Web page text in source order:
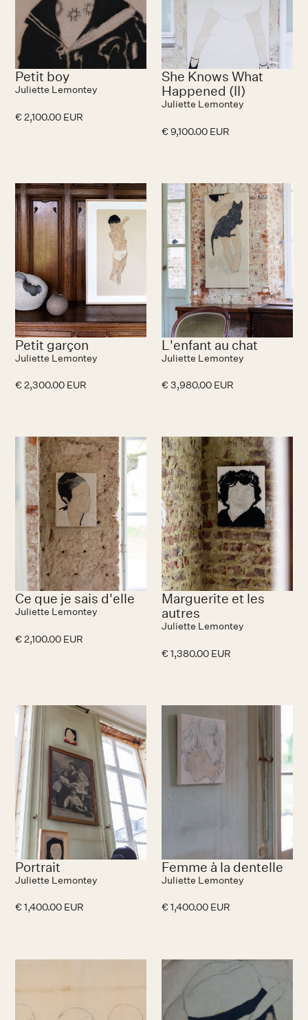
Petit boy
Juliette Lemontey
€ 2,100.00 EUR
She Knows What
Happened (II)
Juliette Lemontey
€ 9,100.00 EUR
Petit garçon
Juliette Lemontey
€ 2,300.00 EUR
L'enfant au chat
Juliette Lemontey
€ 3,980.00 EUR
Ce que je sais d'elle
Juliette Lemontey
€ 2,100.00 EUR
Marguerite et les
autres
Juliette Lemontey
€ 1,380.00 EUR
Portrait
Juliette Lemontey
€ 1,400.00 EUR
Femme à la dentelle
Juliette Lemontey
€ 1,400.00 EUR